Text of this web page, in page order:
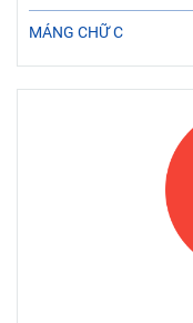
MÁNG CHỮ C